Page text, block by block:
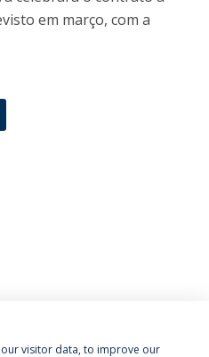
em março, com a
visitor data, to improve our